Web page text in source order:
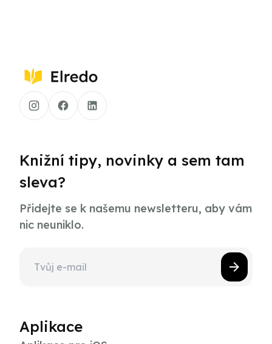
Knižní tipy, novinky a sem tam
sleva?
Přidejte se k našemu newsletteru, aby vám
nic neuniklo.
Aplikace